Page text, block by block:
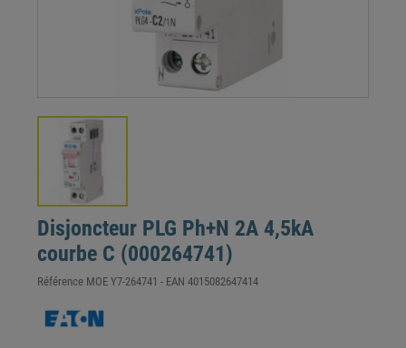
Disjoncteur PLG Ph+N 2A 4,5kA
courbe C (000264741)
Référence MOE Y7-264741 - EAN 4015082647414